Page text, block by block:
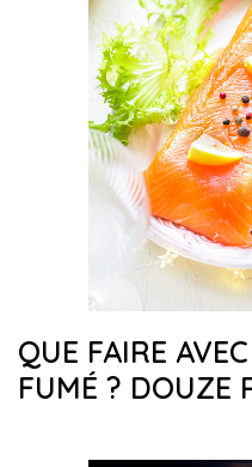
QUE FAIRE
FUMÉ ? DOUZE